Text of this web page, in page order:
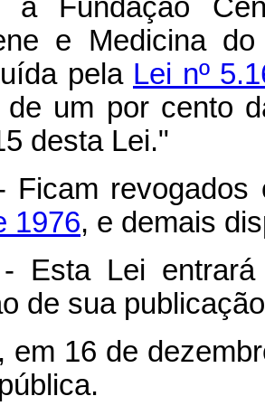
a Fundação
e Medicina
pela Lei nº
de um por cento
desta Lei."
Ficam
1976, e demais
Esta Lei
de sua
em 16 de